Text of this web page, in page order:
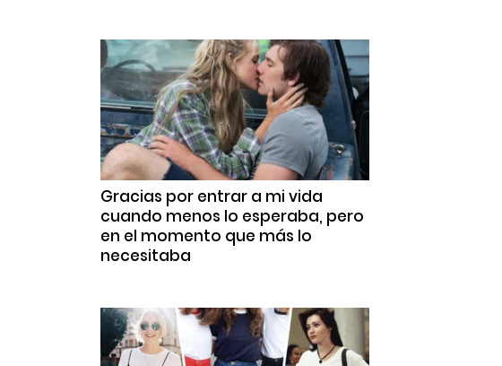
Gracias por entrar a mi vida
cuando menos lo esperaba, pero
en el momento que más lo
necesitaba